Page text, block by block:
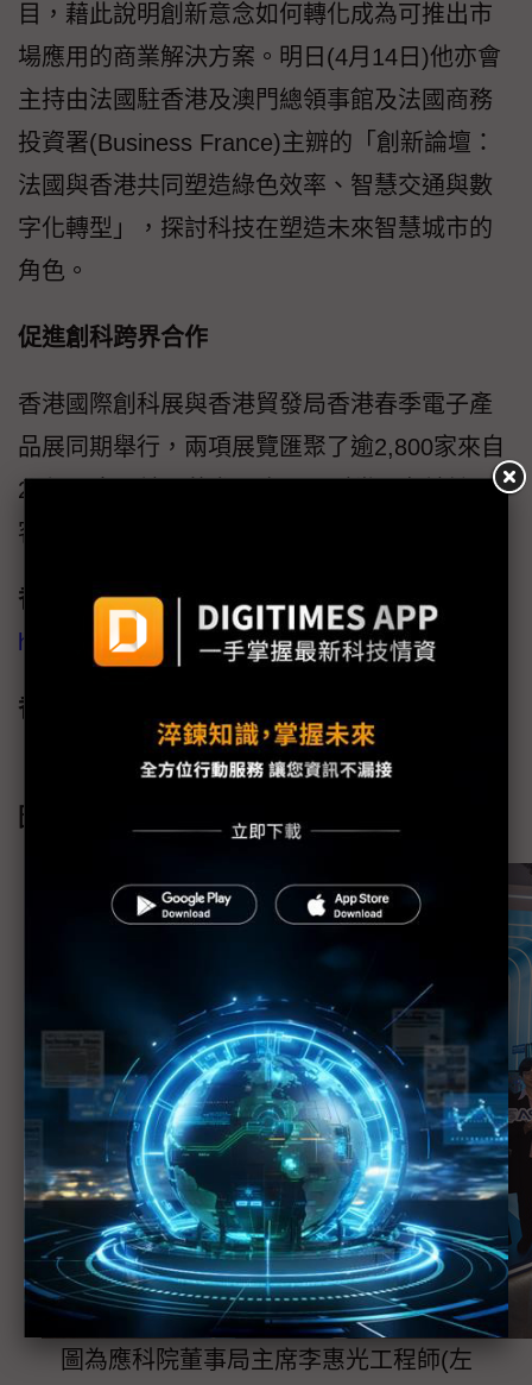
目，藉此說明創新意念如何轉化成為可推出市
場應用的商業解決方案。明日(4月14日)他亦會
主持由法國駐香港及澳門總領事館及法國商務
投資署(Business France)主辧的「創新論壇：
法國與香港共同塑造綠色效率、智慧交通與數
字化轉型」，探討科技在塑造未來智慧城市的
角色。
促進創科跨界合作
香港國際創科展與香港貿發局香港春季電子產
品展同期舉行，兩項展覽匯聚了逾2,800家來自
29個國家及地區的參展商，吸引世界各地訪
客，促進創科跨領域合作。
香港應用科技研究院 –
https://www.astri.org/tc/
香港國際創科展
https://www.hktdc.com/event/innoex/tc
圖片下載： https://bit.ly/3FT2kGA
圖為應科院董事局主席李惠光工程師(左